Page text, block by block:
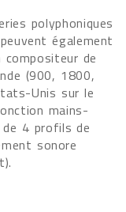
polyphoniques
également
compositeur de
(900, 1800,
Unis sur le
mains-
4 profils de
sonore